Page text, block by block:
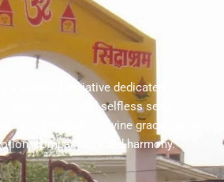
a spiritual initiative dedicated to
truth, peace, and selfless service.
and guided by divine grace, we aim
compassion, and harmony.